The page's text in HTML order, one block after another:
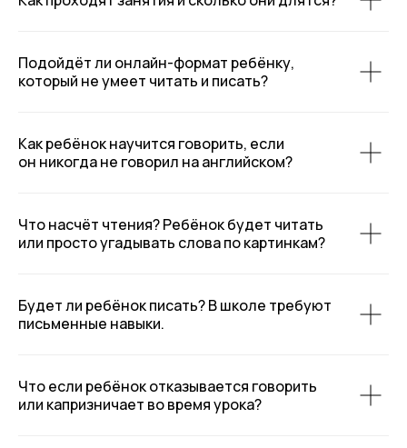
Подойдёт ли онлайн-формат ребёнку,
который не умеет читать и писать?
Как ребёнок научится говорить, если
он никогда не говорил на английском?
Что насчёт чтения? Ребёнок будет читать
или просто угадывать слова по картинкам?
Будет ли ребёнок писать? В школе требуют
письменные навыки.
Что если ребёнок отказывается говорить
или капризничает во время урока?